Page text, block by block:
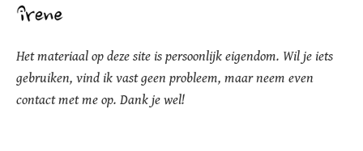
Het materiaal op deze site is persoonlijk eigendom. Wil je iets
gebruiken, vind ik vast geen probleem, maar neem even
contact met me op. Dank je wel!